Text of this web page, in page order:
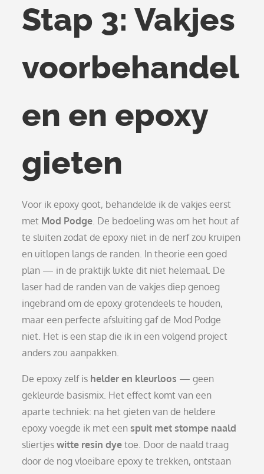
Stap 3: Vakjes
voorbehandel
en en epoxy
gieten
Voor ik epoxy goot, behandelde ik de vakjes eerst
met Mod Podge. De bedoeling was om het hout af
te sluiten zodat de epoxy niet in de nerf zou kruipen
en uitlopen langs de randen. In theorie een goed
plan — in de praktijk lukte dit niet helemaal. De
laser had de randen van de vakjes diep genoeg
ingebrand om de epoxy grotendeels te houden,
maar een perfecte afsluiting gaf de Mod Podge
niet. Het is een stap die ik in een volgend project
anders zou aanpakken.
De epoxy zelf is helder en kleurloos — geen
gekleurde basismix. Het effect komt van een
aparte techniek: na het gieten van de heldere
epoxy voegde ik met een spuit met stompe naald
sliertjeswitte resin dye toe. Door de naald traag
door de nog vloeibare epoxy te trekken, ontstaan